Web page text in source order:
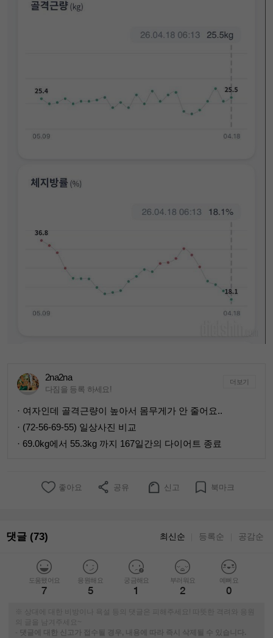
2na2na
다짐을 등록 하세요!
더보기
· 여자인데 골격근량이 높아서 몸무게가 안 줄어요..
· (72-56-69-55) 일상사진 비교
· 69.0kg에서 55.3kg 까지 167일간의 다이어트 종료
좋아요 공유 신고 북마크
댓글 (73) 최신순 등록순 공감순
도움됐어요
7
응원해요
5
궁금해요
1
부러워요
2
예뻐요
0
※ 상대에 대한 비방이나 욕설 등의 댓글은 피해주세요! 따뜻한 격려와 응원
-
댓글에 대한 신고가 접수될 경우, 내용에 따라 즉시 삭제될 수 있습니다.